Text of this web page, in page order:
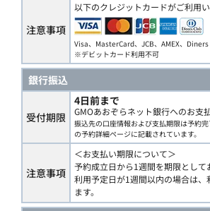
注意事項
以下のクレジットカードがご利用い
Visa、MasterCard、JCB、AMEX、Diners
※デビットカード利用不可
銀行振込
受付期限
4日前まで
GMOあおぞらネット銀行へのお支
振込先の口座情報および支払期限は予約
の予約詳細ページに記載されています。
注意事項
＜お支払い期限について＞
予約成立日から1週間を期限として
利用予定日が1週間以内の場合は
ます。